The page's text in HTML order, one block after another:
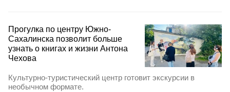
Прогулка по центру Южно-
Сахалинска позволит больше
узнать о книгах и жизни Антона
Чехова
Культурно-туристический центр готовит экскурсии в
необычном формате.